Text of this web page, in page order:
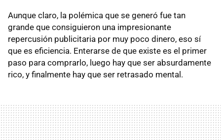
Aunque claro, la polémica que se generó fue tan
grande que consiguieron una impresionante
repercusión publicitaria por muy poco dinero, eso sí
que es eficiencia. Enterarse de que existe es el primer
paso para comprarlo, luego hay que ser absurdamente
rico, y finalmente hay que ser retrasado mental.